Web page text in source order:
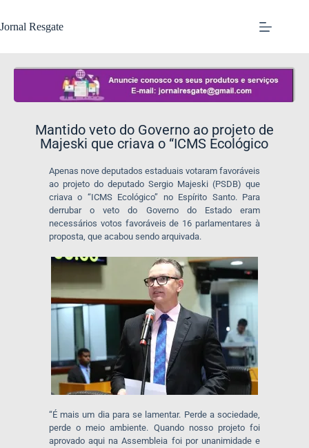
Jornal Resgate
Mantido veto do Governo ao projeto de
Majeski que criava o “ICMS Ecológico
Apenas nove deputados estaduais votaram favoráveis
ao projeto do deputado Sergio Majeski (PSDB) que
criava o “ICMS Ecológico” no Espírito Santo. Para
derrubar o veto do Governo do Estado eram
necessários votos favoráveis de 16 parlamentares à
proposta, que acabou sendo arquivada.
“É mais um dia para se lamentar. Perde a sociedade,
perde o meio ambiente. Quando nosso projeto foi
aprovado aqui na Assembleia foi por unanimidade e